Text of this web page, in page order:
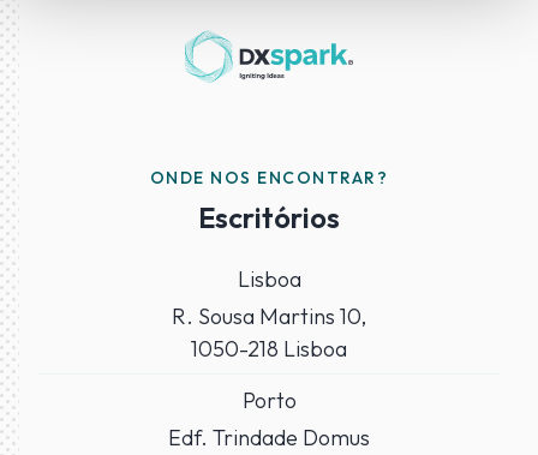
ONDE NOS ENCONTRAR?
Escritórios
Lisboa
R. Sousa Martins 10,
1050-218 Lisboa
Porto
Edf. Trindade Domus